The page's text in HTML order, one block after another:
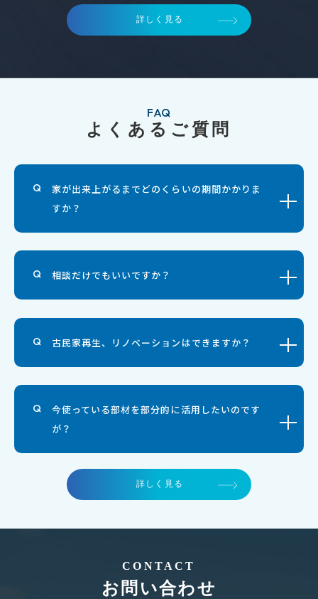
詳しく見る
FAQ
よくあるご質問
家が出来上がるまでどのくらいの期間かかりま
すか？
相談だけでもいいですか？
古民家再生、リノベーションはできますか？
今使っている部材を部分的に活用したいのです
が？
詳しく見る
CONTACT
お問い合わせ